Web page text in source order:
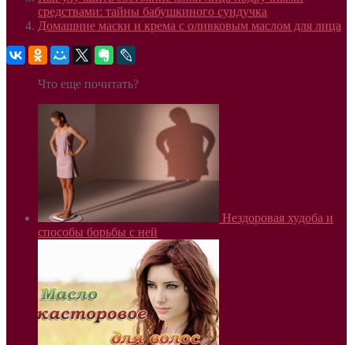
средствами: тайны бабушкиного сундучка
Домашние маски и крема с оливковым маслом для лица
Что еще почитать?
Нездоровая худоба и
способы борьбы с ней